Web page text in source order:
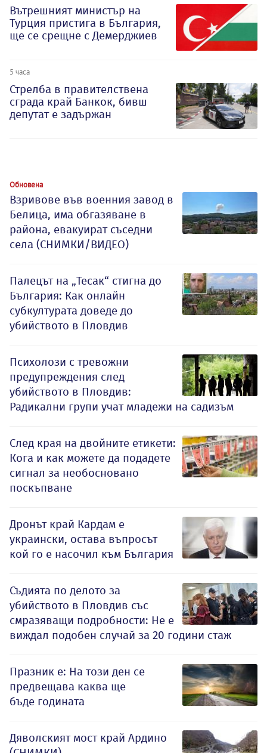
Вътрешният министър на
Турция пристига в България,
ще се срещне с Демерджиев
5 часа
Стрелба в правителствена
сграда край Банкок, бивш
депутат е задържан
Обновена
Взривове във военния завод в
Белица, има обгазяване в
района, евакуират съседни
села (СНИМКИ/ВИДЕО)
Палецът на „Тесак“ стигна до
България: Как онлайн
субкултурата доведе до
убийството в Пловдив
Психолози с тревожни
предупреждения след
убийството в Пловдив:
Радикални групи учат младежи на садизъм
След края на двойните етикети:
Кога и как можете да подадете
сигнал за необосновано
поскъпване
Дронът край Кардам е
украински, остава въпросът
кой го е насочил към България
Съдията по делото за
убийството в Пловдив със
смразяващи подробности: Не е
виждал подобен случай за 20 години стаж
Празник е: На този ден се
предвещава каква ще
бъде годината
Дяволският мост край Ардино